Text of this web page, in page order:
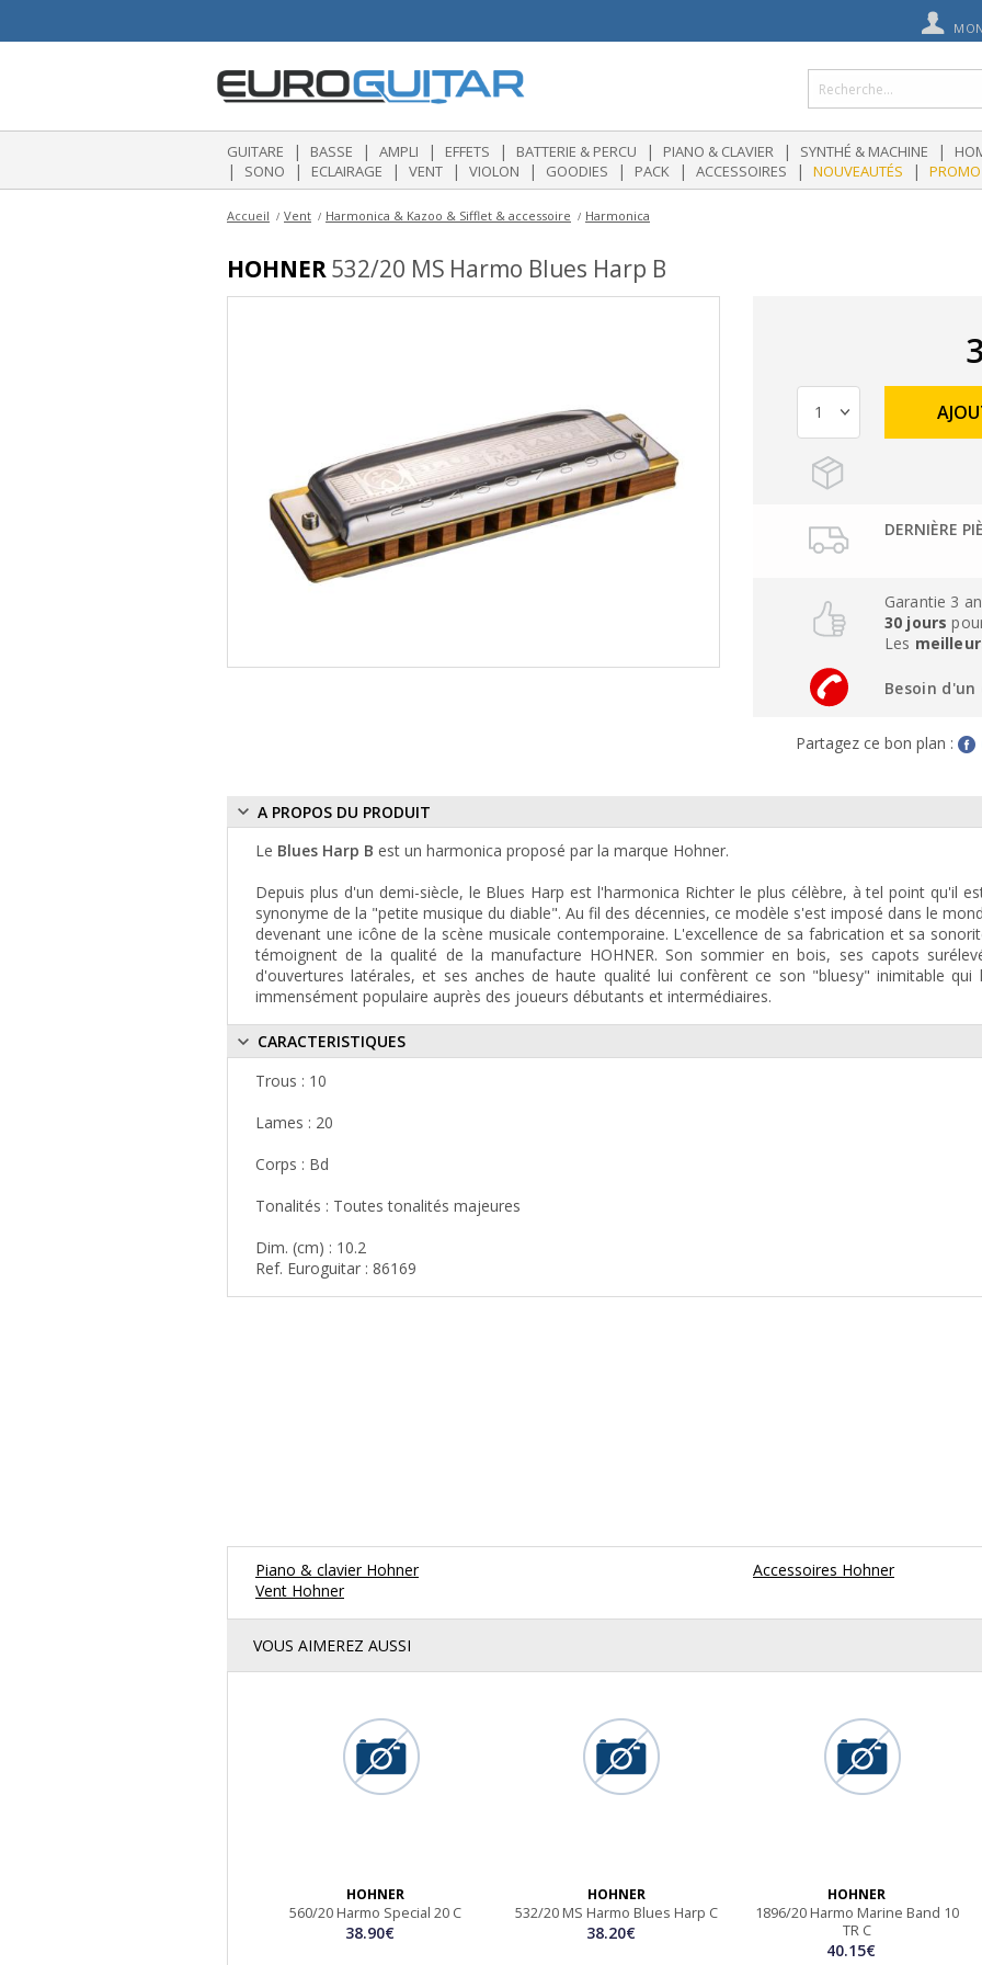
GUITARE | BASSE | AMPLI | EFFETS | BATTERIE & PERCU | PIANO & CLAVIER | SYNTHÉ & MACHINE |
| SONO | ECLAIRAGE | VENT | VIOLON | GOODIES | PACK | ACCESSOIRES | NOUVEAUTÉS | PROMO
Accueil Vent Harmonica & Kazoo & Sifflet & accessoire Harmonica
HOHNER532/20 MS Harmo Blues Harp B
DERNIÈRE
Garantie 3
30 jours
Les
Besoin d'un
Partagez ce bon plan :
A PROPOS DU PRODUIT
Le Blues Harp B est un harmonica proposé par la marque Hohner.
Depuis plus d'un demi-siècle, le Blues Harp est l'harmonica Richter le plus célèbre, à tel point qu'il
synonyme de la "petite musique du diable". Au fil des décennies, ce modèle s'est imposé dans le
devenant une icône de la scène musicale contemporaine. L'excellence de sa fabrication et sa
témoignent de la qualité de la manufacture HOHNER. Son sommier en bois, ses capots
d'ouvertures latérales, et ses anches de haute qualité lui confèrent ce son "bluesy" inimitable qui
immensément populaire auprès des joueurs débutants et intermédiaires.
CARACTERISTIQUES
Trous : 10
Lames : 20
Corps : Bd
Tonalités : Toutes tonalités majeures
Dim. (cm) : 10.2
Ref. Euroguitar : 86169
Piano & clavier Hohner
Vent Hohner
Accessoires Hohner
VOUS AIMEREZ AUSSI
HOHNER
560/20 Harmo Special 20 C
38.90€
HOHNER
532/20 MS Harmo Blues Harp C
38.20€
HOHNER
1896/20 Harmo Marine Band 10
TR C
40.15€